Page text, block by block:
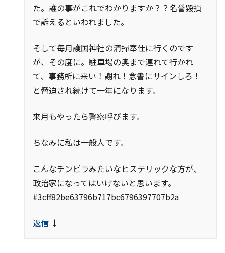
た。誰の事がこれでわかりますか？？名誉毀損
で訴えるといわれました。
そして毎月護国神社の清掃奉仕に行くのです
が、その度に。駐車場の奥まで連れて行かれ
て、事務所に来い！謝れ！念書にサインしろ！
と脅迫され続けて一年になります。
来月もやったら警察呼びます。
ちなみに私は一般人です。
こんなチンピラみたいなヒステリックな方が、
政治家になってはいけないと思います。
#3cff82be63796b717bc6796397707b2a
返信 ↓